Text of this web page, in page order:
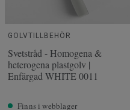
GOLVTILLBEHÖR
Svetstråd - Homogena &
heterogena plastgolv |
Enfärgad WHITE 0011
Finns i webblager